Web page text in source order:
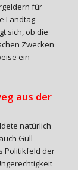
für
Landtag
sich, ob die
Zwecken
ein
aus der
natürlich
Güll
Politikfeld der